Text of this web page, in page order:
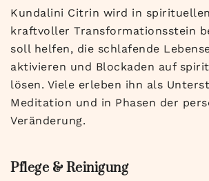
Kundalini Citrin wird in
kraftvoller Transformationsstein
soll helfen, die schlafende
aktivieren und Blockaden auf
lösen. Viele erleben ihn als
Meditation und in Phasen der
Veränderung.
Pflege & Reinigung